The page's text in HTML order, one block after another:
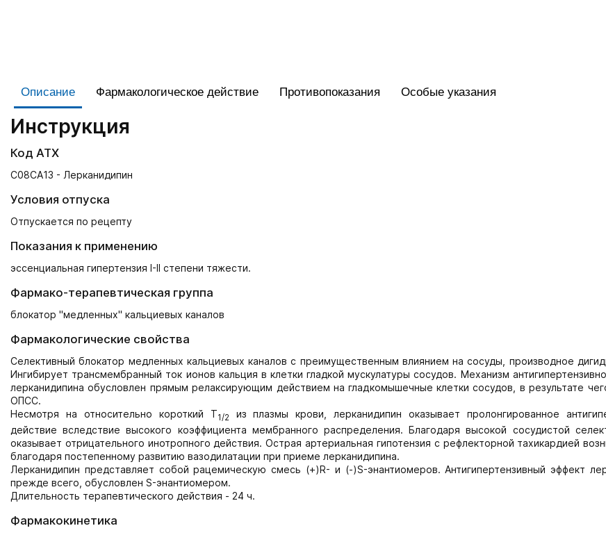
Описание Фармакологическое действие Противопоказания Особые указания
Инструкция
Код АТХ
C08CA13 - Лерканидипин
Условия отпуска
Отпускается по рецепту
Показания к применению
эссенциальная гипертензия I-II степени тяжести.
Фармако-терапевтическая группа
блокатор "медленных" кальциевых каналов
Фармакологические свойства
Селективный блокатор медленных кальциевых каналов с преимущественным влиянием на сосуды, производное
Ингибирует трансмембранный ток ионов кальция в клетки гладкой мускулатуры сосудов. Механизм
лерканидипина обусловлен прямым релаксирующим действием на гладкомышечные клетки сосудов, в результате
ОПСС.
Несмотря на относительно короткий Т1/2
из плазмы крови, лерканидипин оказывает пролонгированное
действие вследствие высокого коэффициента мембранного распределения. Благодаря высокой сосудистой
оказывает отрицательного инотропного действия. Острая артериальная гипотензия с рефлекторной тахикардией
благодаря постепенному развитию вазодилатации при приеме лерканидипина.
Лерканидипин представляет собой рацемическую смесь (+)R- и (-)S-энантиомеров. Антигипертензивный эффект
прежде всего, обусловлен S-энантиомером.
Длительность терапевтического действия - 24 ч.
Фармакокинетика